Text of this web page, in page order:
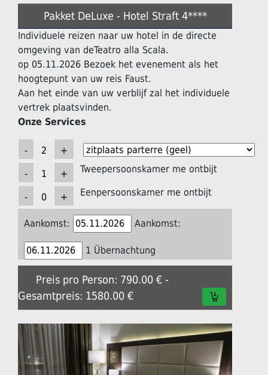
Pakket DeLuxe - Hotel Straft 4****
Individuele reizen naar uw hotel in de directe
omgeving van deTeatro alla Scala.
op 05.11.2026 Bezoek het evenement als het
hoogtepunt van uw reis Faust.
Aan het einde van uw verblijf zal het individuele
vertrek plaatsvinden.
Onze Services
Tweepersoonskamer me ontbijt
Eenpersoonskamer me ontbijt
Aankomst: Aankomst:
1 Übernachtung
Preis pro Person: 790.00 € -
Gesamtpreis: 1580.00 €